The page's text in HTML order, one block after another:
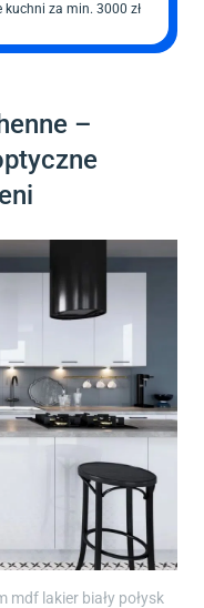
kuchni za min. 3000 zł
–
lakier biały połysk